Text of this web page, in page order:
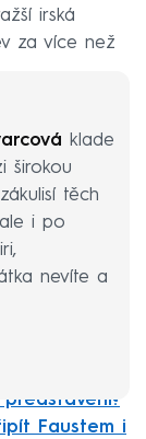
irská
za více než
klade
širokou
těch
i po
nevíte a
Faustem i